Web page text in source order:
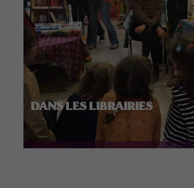
DANS LES LIBRAIRIES